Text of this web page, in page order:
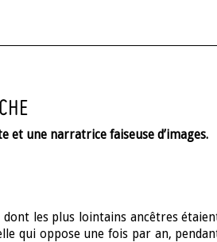
et une narratrice faiseuse d’images.
les plus lointains ancêtres
qui oppose une fois par an,